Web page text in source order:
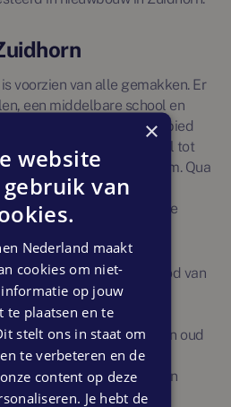
voorzien van alle gemakken. Er
een middelbare school en
Ook op het gebied
zit je hier goed: van voetbal tot
tot een cultureel centrum. Qua
apotheek, een
huisartsen waar je
vind je een breed aanbod van
horecazaken.
markt en worden er
voor jong en oud
van het dorp. De
en wandelroutes maken
natuurliefhebbers en
×
website
van
Nederland maakt
cookies om niet-
op jouw
te plaatsen en te
stelt ons in staat om
te verbeteren en de
content op deze
Je hebt de